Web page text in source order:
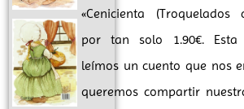
«Cenicienta (Troquelados
por tan solo 1.90€. Esta
leímos un cuento que nos
queremos compartir